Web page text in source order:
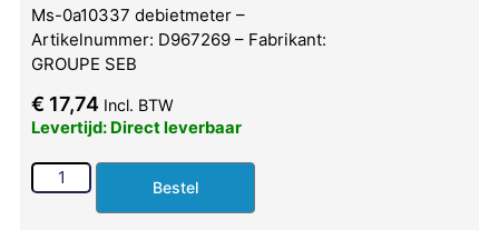
Ms-0a10337 debietmeter –
Artikelnummer: D967269 – Fabrikant:
GROUPE SEB
€ 17,74 Incl. BTW
Levertijd: Direct leverbaar
Bestel